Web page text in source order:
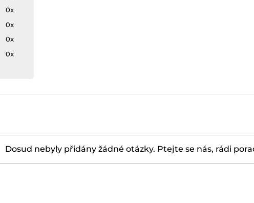
0x
0x
0x
0x
Dosud nebyly přidány žádné otázky. Ptejte se nás, rádi